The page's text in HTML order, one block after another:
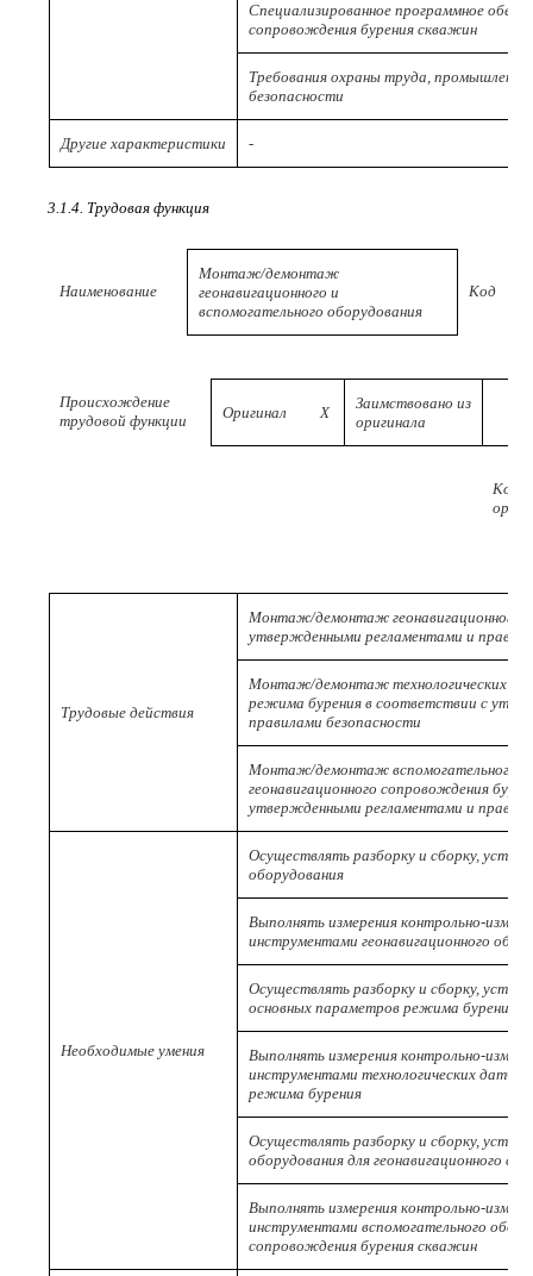
Специализированное программное
сопровождения бурения скважин
Требования охраны труда,
безопасности
Другие характеристики -
3.1.4. Трудовая функция
Наименование
Монтаж/демонтаж
геонавигационного и
вспомогательного оборудования
Код
Происхождение
трудовой функции
Оригинал X
Заимствовано из
оригинала
Код
Трудовые действия
Монтаж/демонтаж геонавигационного
утвержденными регламентами и
Монтаж/демонтаж технологических
режима бурения в соответствии с
правилами безопасности
Монтаж/демонтаж вспомогательного
геонавигационного сопровождения
утвержденными регламентами и
Необходимые умения
Осуществлять разборку и сборку,
оборудования
Выполнять измерения контрольно-
инструментами геонавигационного
Осуществлять разборку и сборку,
основных параметров режима бурения
Выполнять измерения контрольно-
инструментами технологических
режима бурения
Осуществлять разборку и сборку,
оборудования для геонавигационного
Выполнять измерения контрольно-
инструментами вспомогательного
сопровождения бурения скважин